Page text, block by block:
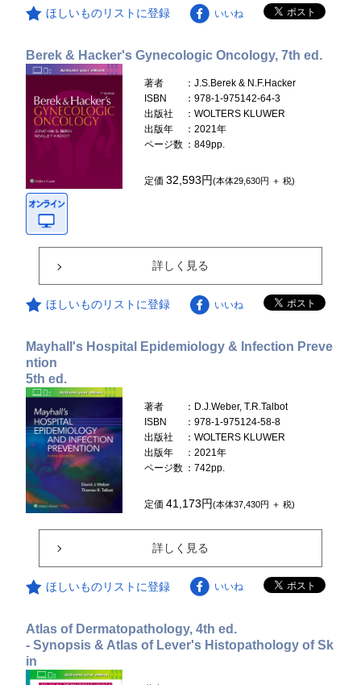
ほしいものリストに登録 いいね
Berek & Hacker's Gynecologic Oncology, 7th ed.
著者
：J.S.Berek & N.F.Hacker
ISBN
：978-1-975142-64-3
出版社
：WOLTERS KLUWER
出版年
：2021年
ページ数 ：849pp.
定価32,593円(本体29,630円 ＋ 税)
詳しく見る
ほしいものリストに登録 いいね
Mayhall's Hospital Epidemiology & Infection Preve
ntion
5th ed.
著者
：D.J.Weber, T.R.Talbot
ISBN
：978-1-975124-58-8
出版社
：WOLTERS KLUWER
出版年
：2021年
ページ数 ：742pp.
定価41,173円(本体37,430円 ＋ 税)
詳しく見る
ほしいものリストに登録 いいね
Atlas of Dermatopathology, 4th ed.
- Synopsis & Atlas of Lever's Histopathology of Sk
in